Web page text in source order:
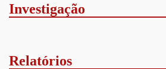
Investigação
Relatórios